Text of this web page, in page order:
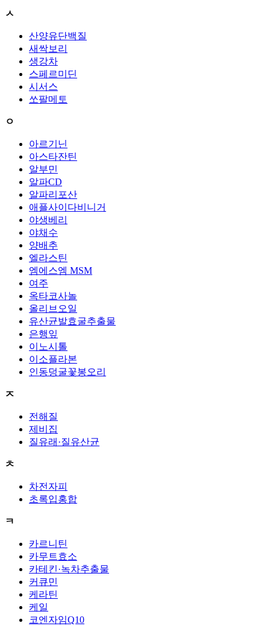
ㅅ
산양유단백질
새싹보리
생강차
스페르미딘
시서스
쏘팔메토
ㅇ
아르기닌
아스타잔틴
알부민
알파CD
알파리포산
애플사이다비니거
야생베리
야채수
양배추
엘라스틴
엠에스엠 MSM
여주
옥타코사놀
올리브오일
유산균발효굴추출물
은행잎
이노시톨
이소플라본
인동덩굴꽃봉오리
ㅈ
전해질
제비집
질유래·질유산균
ㅊ
차전자피
초록입홍합
ㅋ
카르니틴
카무트효소
카테킨·녹차추출물
커큐민
케라틴
케일
코엔자임Q10